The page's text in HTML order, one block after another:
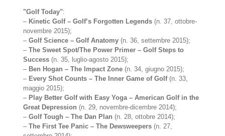
"Golf Today":
– Kinetic Golf – Golf’s Forgotten Legends (n. 37, ottobre-
novembre 2015);
–Golf Science – Golf Anatomy (n. 36, settembre 2015);
–The Sweet Spot/The Power Primer – Golf Steps to
Success (n. 35, luglio-agosto 2015);
– Ben Hogan – The Impact Zone (n. 34, giugno 2015);
– Every Shot Counts – The Inner Game of Golf(n. 33,
maggio 2015);
– Play Better Golf with Easy Yoga – American Golf in the
Great Depression (n. 29, novembre-dicembre 2014);
–Golf Tough – The Dan Plan (n. 28, ottobre 2014);
–The First Tee Panic – The Dewsweepers (n. 27,